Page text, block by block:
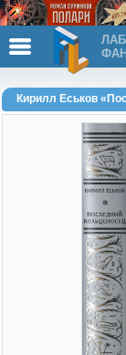
Кирилл Еськов